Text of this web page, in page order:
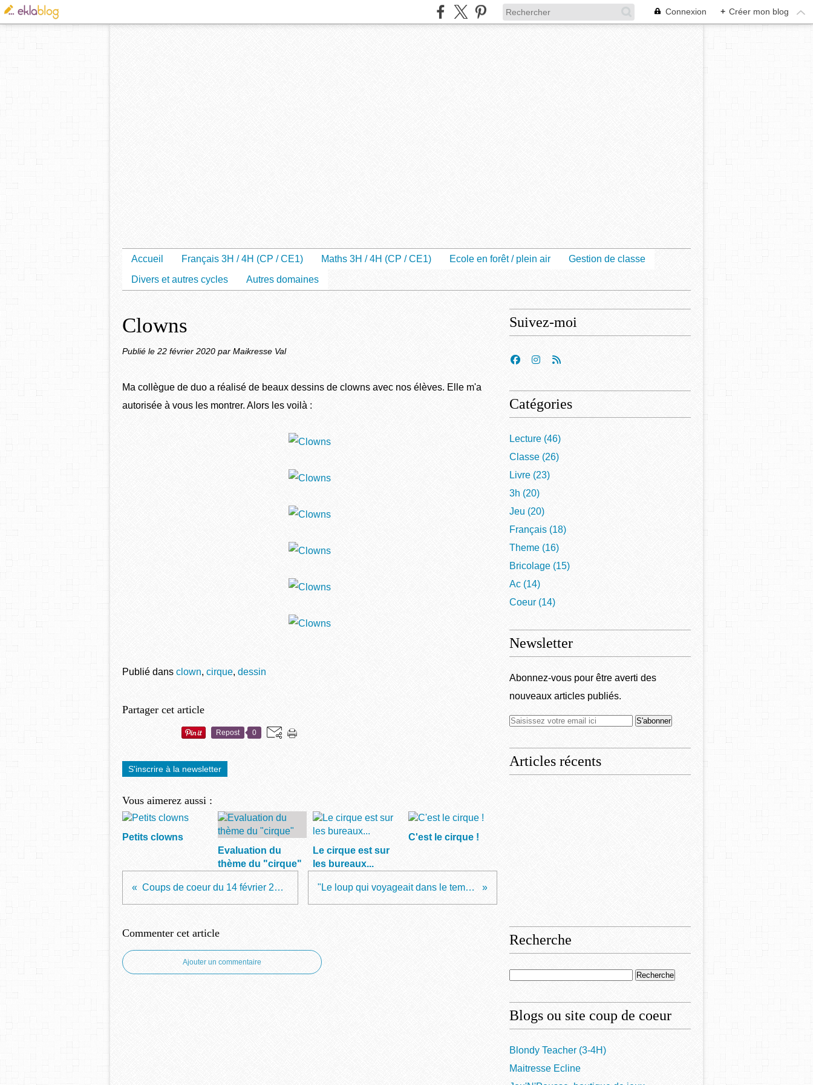
Connexion + Créer mon blog
Accueil Français 3H / 4H (CP / CE1) Maths 3H / 4H (CP / CE1) Ecole en forêt / plein air
Gestion de classe
Divers et autres cycles
Autres domaines
Clowns
Publié le 22 février 2020 par Maikresse Val
Ma collègue de duo a réalisé de beaux dessins de clowns avec nos élèves. Elle m'a
autorisée à vous les montrer. Alors les voilà :
Publié dans clown, cirque, dessin
Partager cet article
Repost 0
S'inscrire à la newsletter
Vous aimerez aussi :
Petits clowns
Evaluation du
thème du "cirque"
Le cirque est sur
les bureaux...
C'est le cirque !
Coups de coeur du 14 février 2020 "Le loup qui voyageait dans le temps"
Commenter cet article
Ajouter un commentaire
Suivez-moi
Catégories
Lecture (46)
Classe (26)
Livre (23)
3h (20)
Jeu (20)
Français (18)
Theme (16)
Bricolage (15)
Ac (14)
Coeur (14)
Newsletter
Abonnez-vous pour être averti des
nouveaux articles publiés.
Articles récents
Recherche
Blogs ou site coup de coeur
Blondy Teacher (3-4H)
Maitresse Ecline